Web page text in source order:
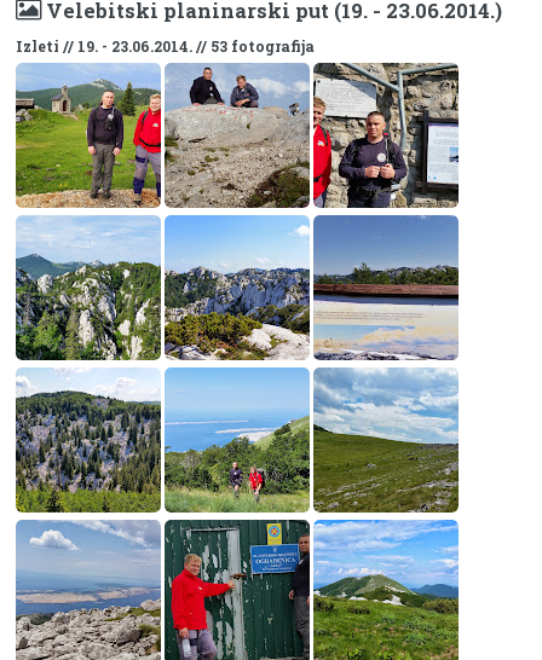
Velebitski planinarski put (19. - 23.06.2014.)
Izleti // 19. - 23.06.2014. // 53 fotografija